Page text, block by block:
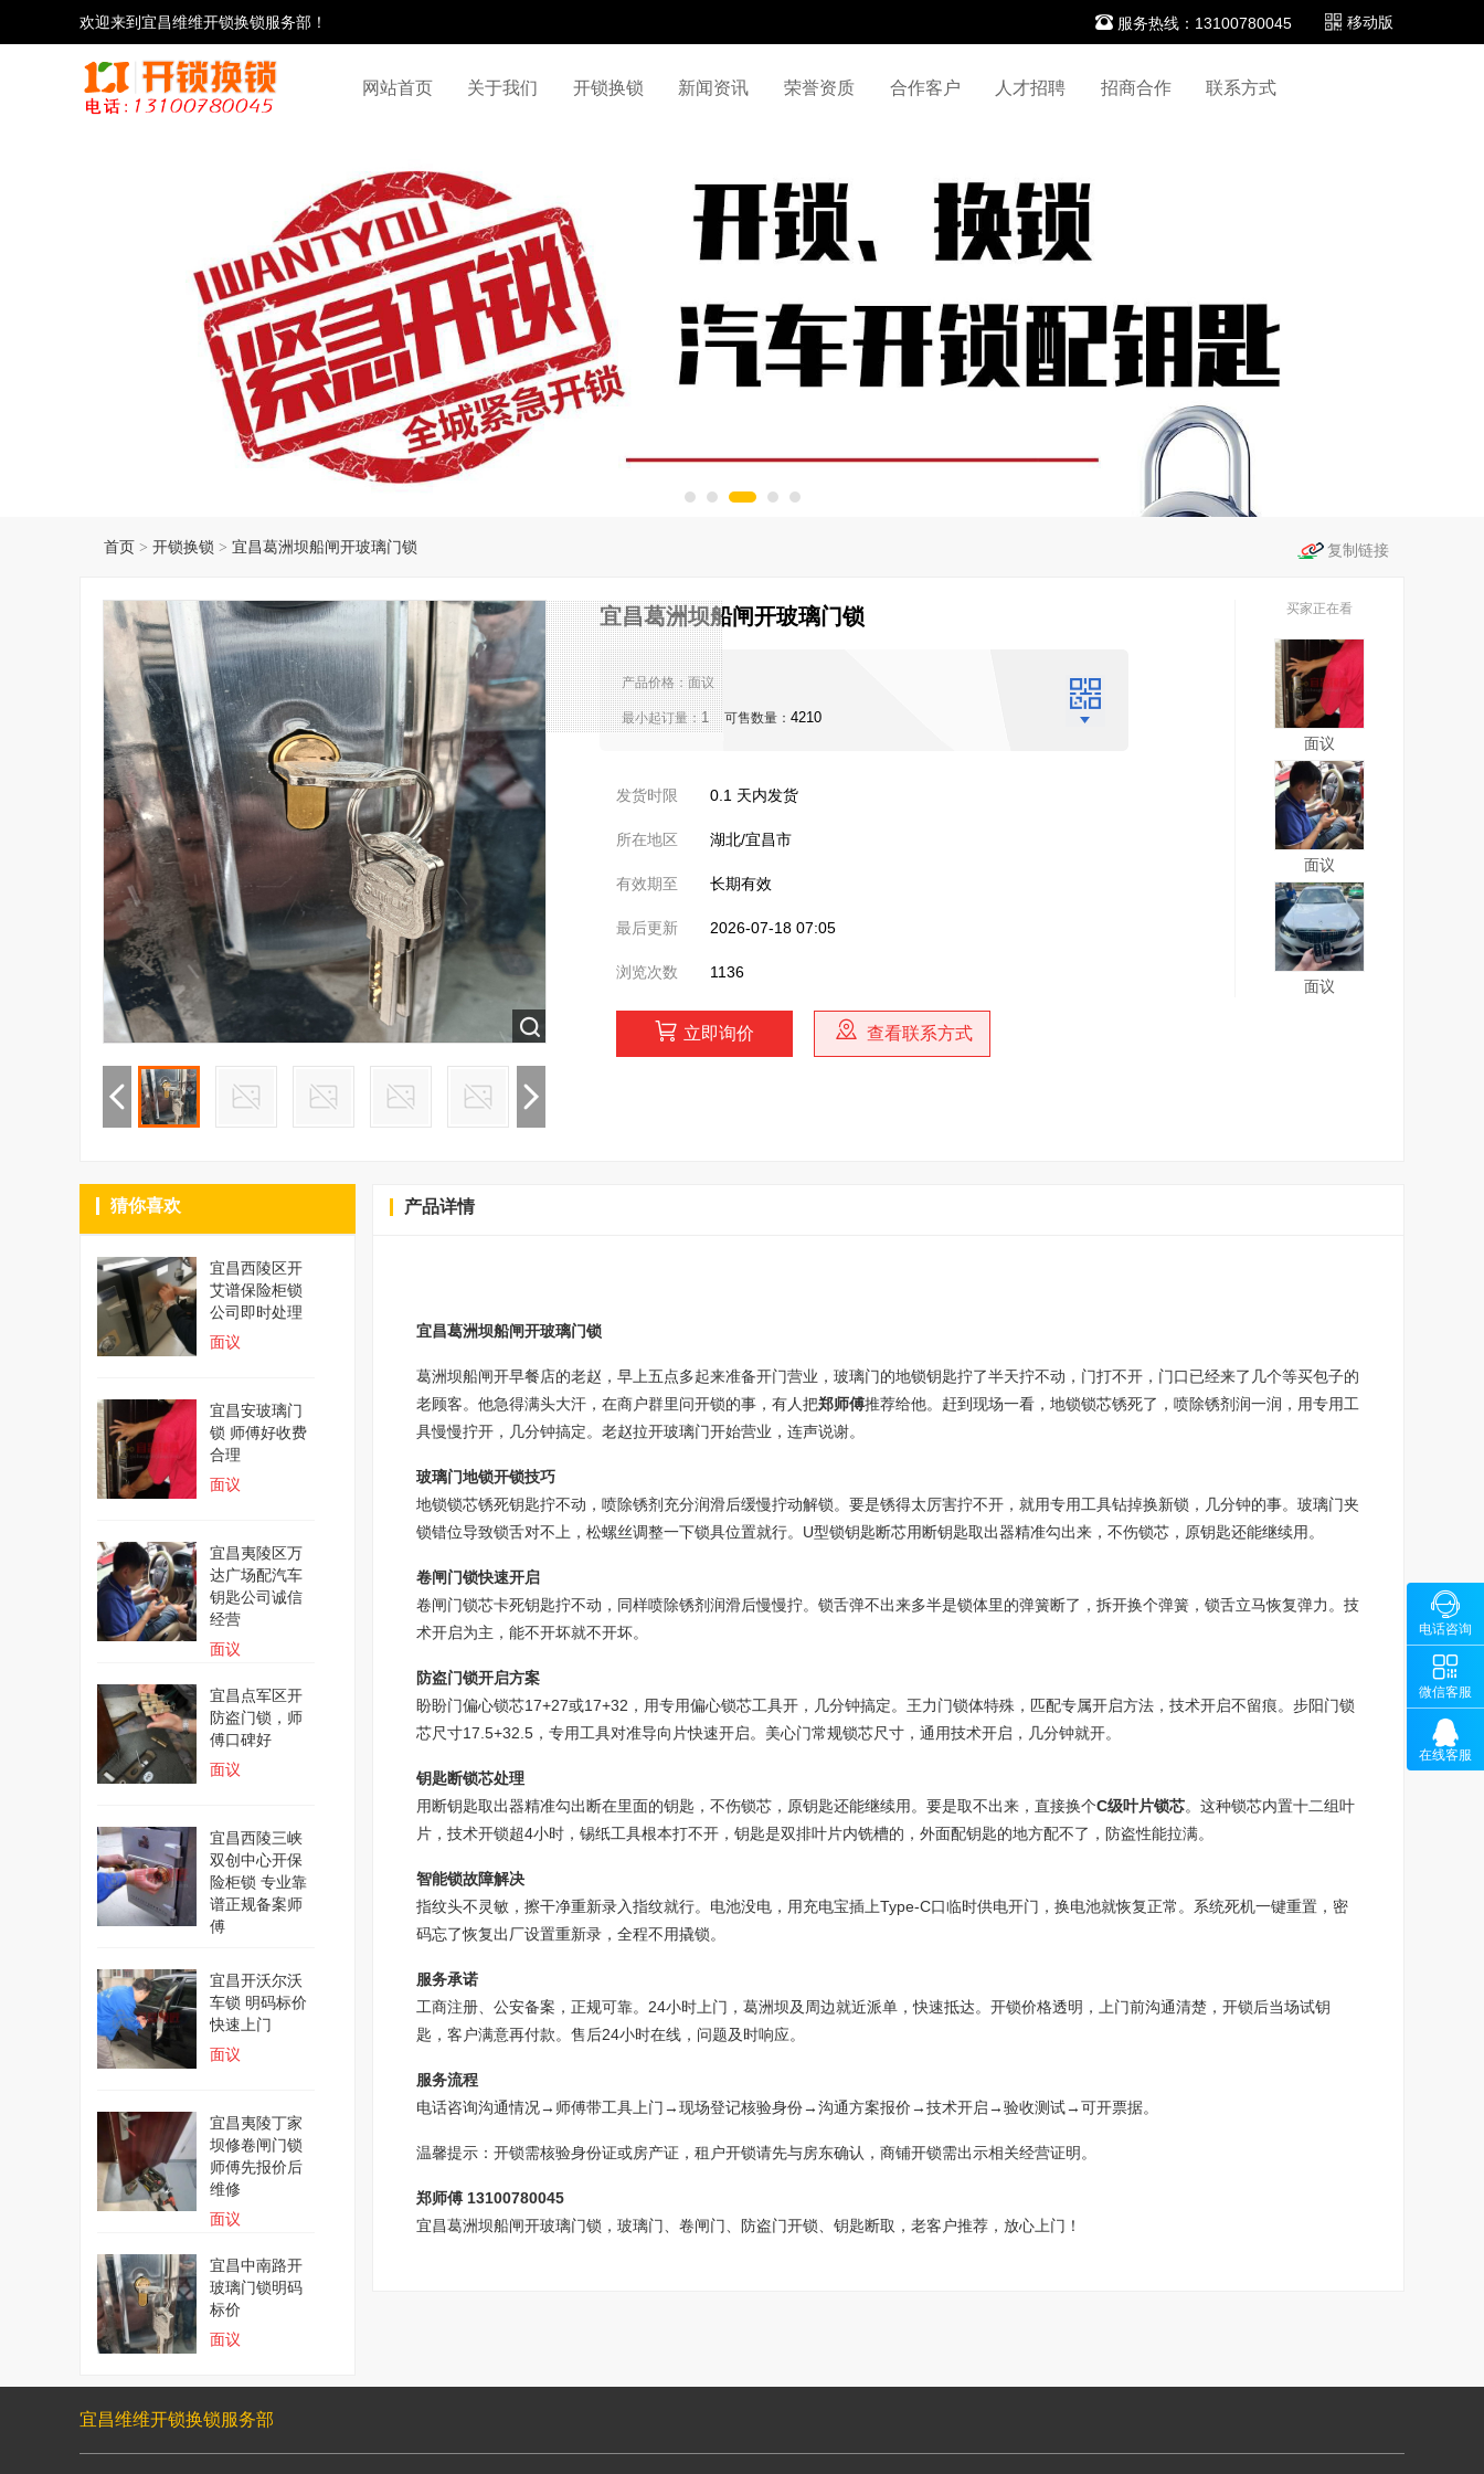
欢迎来到宜昌维维开锁换锁服务部！  服务热线：13100780045 移动版
网站首页 关于我们 开锁换锁 新闻资讯 荣誉资质 合作客户 人才招聘 招商合作 联系方式
首页 > 开锁换锁 > 宜昌葛洲坝船闸开玻璃门锁
宜昌葛洲坝船闸开玻璃门锁
产品价格：面议
最小起订量：1 可售数量： 4210
发货时限 0.1 天内发货
所在地区 湖北/宜昌市
有效期至 长期有效
最后更新 2026-07-18 07:05
浏览次数 1136
立即询价 查看联系方式
买家正在看
面议
面议
面议
猜你喜欢
宜昌西陵区开
艾谱保险柜锁
公司即时处理
面议
宜昌安玻璃门
锁 师傅好收费
合理
面议
宜昌夷陵区万
达广场配汽车
钥匙公司诚信
经营
面议
宜昌点军区开
防盗门锁，师
傅口碑好
面议
宜昌西陵三峡
双创中心开保
险柜锁 专业靠
谱正规备案师
傅
宜昌开沃尔沃
车锁 明码标价
快速上门
面议
宜昌夷陵丁家
坝修卷闸门锁
师傅先报价后
维修
面议
宜昌中南路开
玻璃门锁明码
标价
面议
产品详情
宜昌葛洲坝船闸开玻璃门锁
葛洲坝船闸开早餐店的老赵，早上五点多起来准备开门营业，玻璃门的地锁钥匙拧了半天拧不动，门打不开，门口已经来了几个等买包子的
老顾客。他急得满头大汗，在商户群里问开锁的事，有人把郑师傅推荐给他。赶到现场一看，地锁锁芯锈死了，喷除锈剂润一润，用专用工
具慢慢拧开，几分钟搞定。老赵拉开玻璃门开始营业，连声说谢。
玻璃门地锁开锁技巧
地锁锁芯锈死钥匙拧不动，喷除锈剂充分润滑后缓慢拧动解锁。要是锈得太厉害拧不开，就用专用工具钻掉换新锁，几分钟的事。玻璃门夹
锁错位导致锁舌对不上，松螺丝调整一下锁具位置就行。U型锁钥匙断芯用断钥匙取出器精准勾出来，不伤锁芯，原钥匙还能继续用。
卷闸门锁快速开启
卷闸门锁芯卡死钥匙拧不动，同样喷除锈剂润滑后慢慢拧。锁舌弹不出来多半是锁体里的弹簧断了，拆开换个弹簧，锁舌立马恢复弹力。技
术开启为主，能不开坏就不开坏。
防盗门锁开启方案
盼盼门偏心锁芯17+27或17+32，用专用偏心锁芯工具开，几分钟搞定。王力门锁体特殊，匹配专属开启方法，技术开启不留痕。步阳门锁
芯尺寸17.5+32.5，专用工具对准导向片快速开启。美心门常规锁芯尺寸，通用技术开启，几分钟就开。
钥匙断锁芯处理
用断钥匙取出器精准勾出断在里面的钥匙，不伤锁芯，原钥匙还能继续用。要是取不出来，直接换个C级叶片锁芯。这种锁芯内置十二组叶
片，技术开锁超4小时，锡纸工具根本打不开，钥匙是双排叶片内铣槽的，外面配钥匙的地方配不了，防盗性能拉满。
智能锁故障解决
指纹头不灵敏，擦干净重新录入指纹就行。电池没电，用充电宝插上Type-C口临时供电开门，换电池就恢复正常。系统死机一键重置，密
码忘了恢复出厂设置重新录，全程不用撬锁。
服务承诺
工商注册、公安备案，正规可靠。24小时上门，葛洲坝及周边就近派单，快速抵达。开锁价格透明，上门前沟通清楚，开锁后当场试钥
匙，客户满意再付款。售后24小时在线，问题及时响应。
服务流程
电话咨询沟通情况→师傅带工具上门→现场登记核验身份→沟通方案报价→技术开启→验收测试→可开票据。
温馨提示：开锁需核验身份证或房产证，租户开锁请先与房东确认，商铺开锁需出示相关经营证明。
郑师傅 13100780045
宜昌葛洲坝船闸开玻璃门锁，玻璃门、卷闸门、防盗门开锁、钥匙断取，老客户推荐，放心上门！
宜昌维维开锁换锁服务部

电话咨询
咨询

微信客服

在线客服